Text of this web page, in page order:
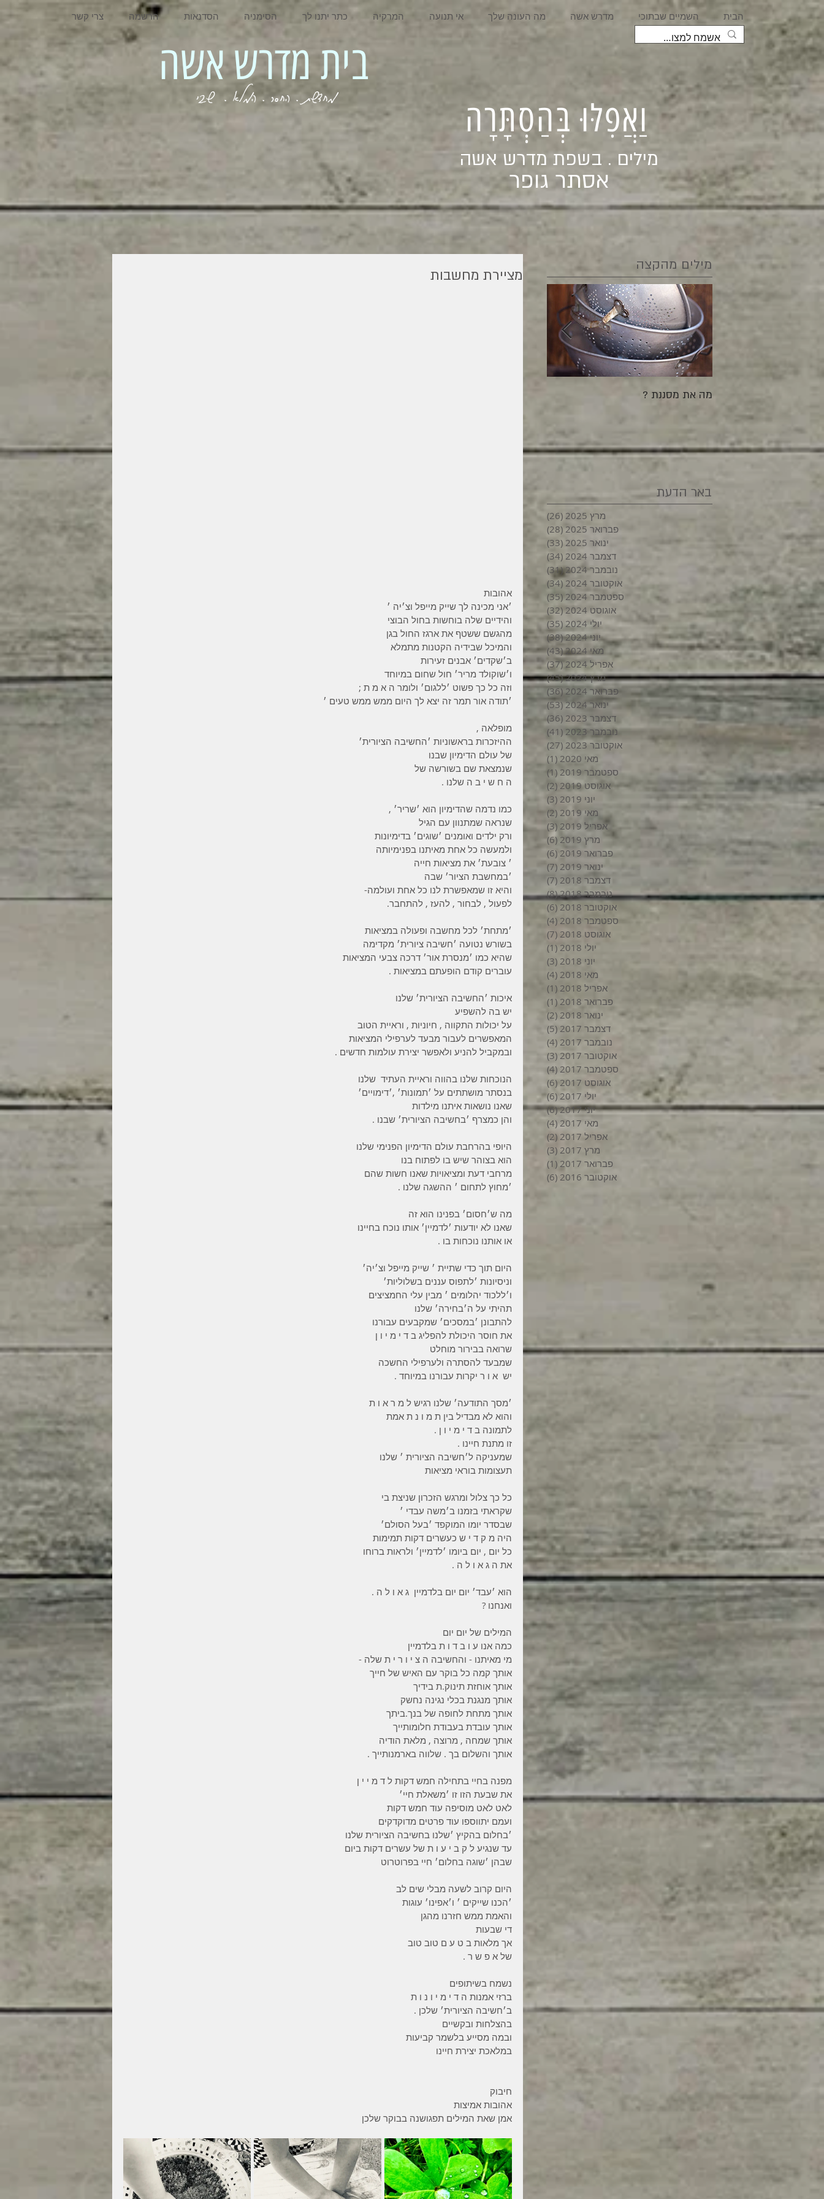
צרי קשר הרשמה הסדנאות הסימניה כתר יתנו לך המרקיה אי תנועה מה העונה שלך מדרש אשה השמיים שבתוכי הבית
מילים . בשפת מדרש אשה
אסתר גופר
וַאֲפִלּוּ בְּהַסְתָּרָה
מציירת מחשבות
אהובות
׳אני מכינה לך שייק מייפל וצ׳יה ׳
והידיים שלה בוחשות בחול הבוצי
מהגשם ששטף את ארגז החול בגן
והמיכל שבידיה הקטנות מתמלא
ב׳שקדים׳ אבנים זעירות
ו׳שוקולד מריר׳ חול שחום במיוחד
וזה כל כך פשוט ׳ללגום׳ ולומר ה א מ ת ;
׳תודה אור תמר זה יצא לך היום ממש ממש טעים ׳
מופלאה ,
ההיזכרות בראשוניות ׳החשיבה הציורית׳
של עולם הדימיון שבנו
שנמצאת שם בשורשה של
ה ח ש י ב ה שלנו .
כמו נדמה שהדימיון הוא ׳שריר׳ ,
שנראה שמתנוון עם הגיל
ורק ילדים ואומנים ׳שוגים׳ בדימיונות
ולמעשה כל אחת מאיתנו בפנימיותה
׳ צובעת׳ את מציאות חייה
׳במחשבת הציור׳ שבה
והיא זו שמאפשרת לנו כל אחת ועולמה-
לפעול , לבחור , להעז , להתחבר.
׳מתחת׳ לכל מחשבה ופעולה במציאות
בשורש נטועה ׳חשיבה ציורית׳ מקדימה
שהיא כמו ׳מנסרת אור׳ דרכה צבעי המציאות
עוברים קודם הופעתם במציאות .
איכות ׳החשיבה הציורית׳ שלנו
יש בה להשפיע
על יכולות התקווה , חיוניות , וראיית הטוב
המאפשרים לעבור מבעד לערפילי המציאות
ובמקביל להניע ולאפשר יצירת עולמות חדשים .
הנוכחות שלנו בהווה וראיית העתיד  שלנו
בנסתר מושתתים על ׳תמונות׳ ,׳דימויים׳
שאנו נושאות איתנו מילדות
והן כמצרף ׳בחשיבה הציורית׳ שבנו .
היופי בהרחבת עולם הדימיון הפנימי שלנו
הוא בצוהר שיש בו לפתוח בנו
מרחבי דעת ומציאויות שאנו חשות שהם
׳מחוץ לתחום ׳ ההשגה שלנו .
מה ש׳חסום׳ בפנינו הוא זה
שאנו לא יודעות ׳לדמיין׳ אותו נוכח בחיינו
או אותנו נוכחות בו .
היום תוך כדי שתיית ׳ שייק מייפל וצ׳יה׳
וניסיונות ׳לתפוס עננים בשלוליות׳
ו׳ללכוד יהלומים ׳ מבין עלי החמציצים
תהיתי על ה׳בחירה׳ שלנו
להתבונן ׳במסכים׳ שמקבעים עבורנו
את חוסר היכולת להפליג ב ד י מ י ו ן
שרואה בבירור מוחלט
שמבעד להסתרה ולערפילי החשכה
יש  א ו ר יקרות עבורנו במיוחד .
׳מסך התודעה׳ שלנו רגיש ל מ ר א ו ת
והוא לא מבדיל בין ת מ ו נ ת אמת
לתמונה ב ד י מ י ו ן .
זו מתנת חיינו .
שמעניקה ל׳חשיבה הציורית ׳ שלנו
תעצומות בוראי מציאות
כל כך צלול ומרגש הזכרון שניצת בי
שקראתי בזמנו ב׳משה עבדי ׳
שבסדר יומו המוקפד ׳בעל הסולם׳
היה מ ק ד י ש כעשרים דקות תמימות
כל יום , יום ביומו ׳לדמיין׳ ולראות ברוחו
את ה ג א ו ל ה .
הוא ׳עבד׳ יום יום בלדמיין  ג א ו ל ה .
ואנחנו ?
המילים של יום יום
כמה אנו ע ו ב ד ו ת בלדמיין
מי מאיתנו - והחשיבה ה צ י ו ר י ת שלה -
אותך קמה כל בוקר עם האיש של חייך
אותך אוחזת תינוק.ת בידיך
אותך מנגנת בכלי נגינה נחשק
אותך מתחת לחופה של בנך.ביתך
אותך עובדת בעבודת חלומותייך
אותך שמחה , מרוצה , מלאת הודיה
אותך והשלום בך . שלווה בארמנותייך .
מפנה בחיי בתחילה חמש דקות ל ד מ י י ן
את שבעת הזו זו ׳משאלת חיי׳
לאט לאט מוסיפה עוד חמש דקות
ועמם יתווספו עוד פרטים מדוקדקים
׳בחלום בהקיץ ׳שלנו בחשיבה הציורית שלנו
עד שנגיע ל ק ב י ע ו ת של עשרים דקות ביום
שבהן ׳שוגה בחלום׳ חיי בפרוטרוט
היום קרוב לשעה מבלי שים לב
׳הכנו שייקים ׳ ו׳אפינו׳ עוגות
והאמת ממש חזרנו מהגן
די שבעות
אך מלאות ב ט ע ם טוב טוב
של א פ ש ר .
נשמח בשיתופים
ברזי אמנות ה ד י מ י ו נ ו ת
ב׳חשיבה הציורית׳ שלכן .
בהצלחות ובקשיים
ובמה מסייע בלשמר קביעות
במלאכת יצירת חיינו
חיבוק
אהובות אמיצות
אמן שאת המילים תפגושנה בבוקר שלכן
מילים מהקצה
מה את מסננת ?
באר הדעת
מרץ 2025 (26)
פברואר 2025
(28)
ינואר 2025
(33)
דצמבר 2024
(34)
נובמבר 2024
(31)
אוקטובר 2024
(34)
ספטמבר 2024
(35)
אוגוסט 2024
(32)
יולי 2024
(35)
35 פוסטים
יוני 2024
(38)
38 פוסטים
מאי 2024
(43)
43 פוסטים
אפריל 2024
(37)
37 פוסטים
מרץ 2024
(45)
45 פוסטים
פברואר 2024
(36)
36 פוסטים
ינואר 2024
(53)
דצמבר 2023
(36)
36 פוסטים
נובמבר 2023
(41)
אוקטובר 2023
(27)
מאי 2020
(1)
ספטמבר 2019
(1)
אוגוסט 2019
(2)
יוני 2019
(3)
מאי 2019
(2)
2 פוסטים
אפריל 2019
(3)
מרץ 2019
(6)
6 פוסטים
פברואר 2019
(6)
ינואר 2019
(7)
דצמבר 2018
(7)
נובמבר 2018
(8)
8 פוסטים
אוקטובר 2018
(6)
ספטמבר 2018
(4)
אוגוסט 2018
(7)
יולי 2018
(1)
יוני 2018
(3)
מאי 2018
(4)
אפריל 2018
(1)
פברואר 2018
(1)
ינואר 2018
(2)
דצמבר 2017
(5)
נובמבר 2017
(4)
אוקטובר 2017
(3)
ספטמבר 2017
(4)
אוגוסט 2017
(6)
יולי 2017
(6)
6 פוסטים
יוני 2017
(6)
6 פוסטים
מאי 2017
(4)
4 פוסטים
אפריל 2017
(2)
מרץ 2017
(3)
פברואר 2017
(1)
אוקטובר 2016
(6)
מחדשת . החסר . המלא . שבי